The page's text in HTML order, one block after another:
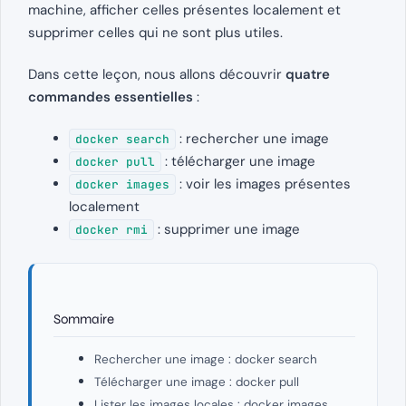
machine, afficher celles présentes localement et
supprimer celles qui ne sont plus utiles.
Dans cette leçon, nous allons découvrir quatre
commandes essentielles :
docker search : rechercher une image
docker pull : télécharger une image
docker images
: voir les images présentes
localement
docker rmi : supprimer une image
Sommaire
Rechercher une image : docker search
Télécharger une image : docker pull